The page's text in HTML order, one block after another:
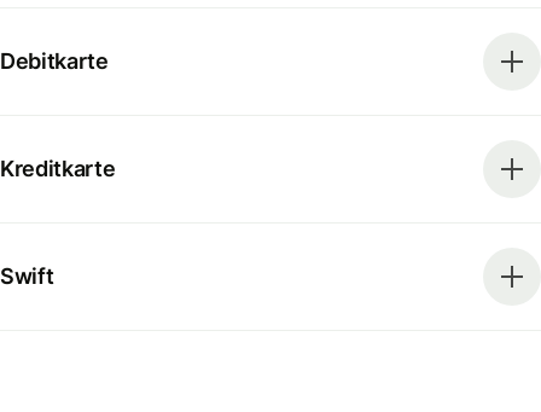
Debitkarte
Kreditkarte
Swift